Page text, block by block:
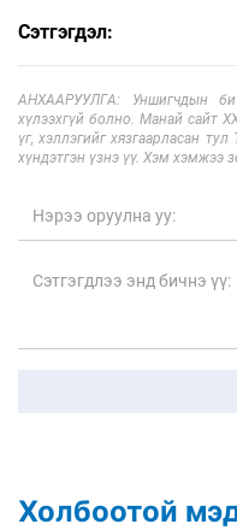
Сэтгэгдэл:
АНХААРУУЛГА: Уншигчдын
хүлээхгүй болно. Манай сайт
үг, хэллэгийг хязгаарласан
хүндэтгэн үзнэ үү. Хэм хэмжээ
Холбоотой